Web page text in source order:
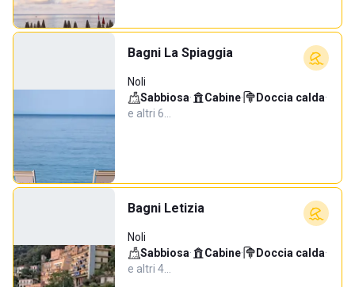
Bagni La Spiaggia
Noli
Sabbiosa· Cabine· Doccia calda·
e altri 6…
Bagni Letizia
Noli
Sabbiosa· Cabine· Doccia calda·
e altri 4…